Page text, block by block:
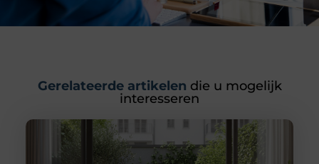
Gerelateerde artikelen die u mogelijk
interesseren